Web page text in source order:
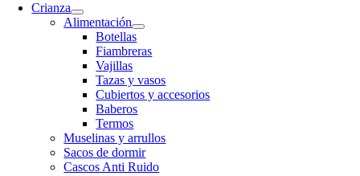
Crianza
Alimentación
Botellas
Fiambreras
Vajillas
Tazas y vasos
Cubiertos y accesorios
Baberos
Termos
Muselinas y arrullos
Sacos de dormir
Cascos Anti Ruido